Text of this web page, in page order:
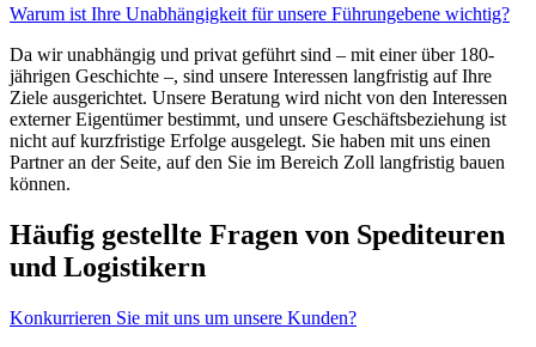
Warum ist Ihre Unabhängigkeit für unsere Führungebene wichtig?
Da wir unabhängig und privat geführt sind – mit einer über 180-
jährigen Geschichte –, sind unsere Interessen langfristig auf Ihre
Ziele ausgerichtet. Unsere Beratung wird nicht von den Interessen
externer Eigentümer bestimmt, und unsere Geschäftsbeziehung ist
nicht auf kurzfristige Erfolge ausgelegt. Sie haben mit uns einen
Partner an der Seite, auf den Sie im Bereich Zoll langfristig bauen
können.
Häufig gestellte Fragen von Spediteuren
und Logistikern
Konkurrieren Sie mit uns um unsere Kunden?